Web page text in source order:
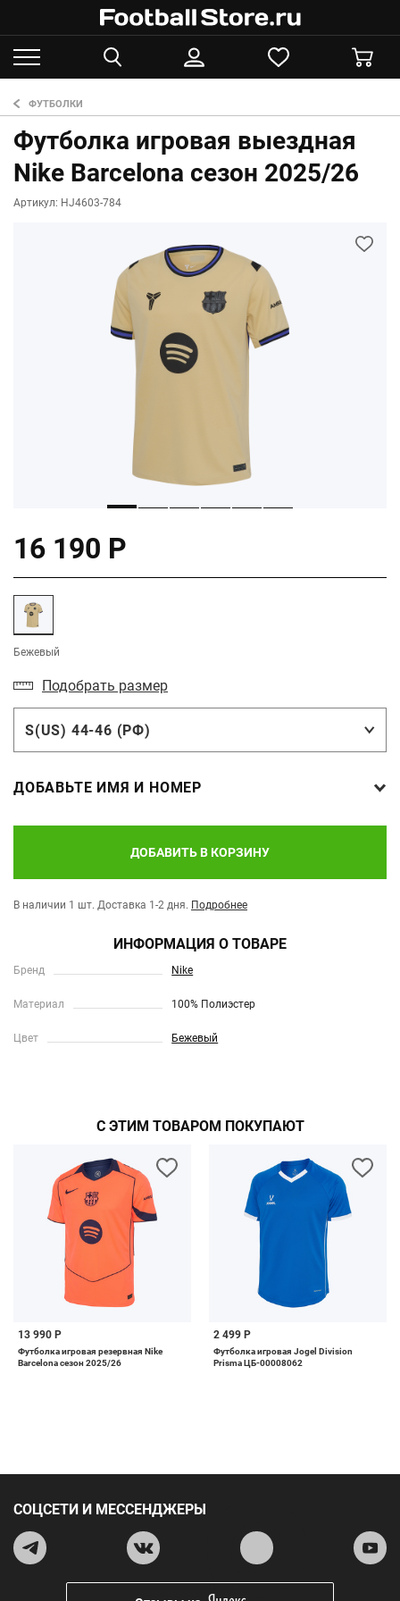
ФУТБОЛКИ
Футболка игровая выездная
Nike Barcelona сезон 2025/26
Артикул: HJ4603-784
16 190 Р
Бежевый
Подобрать размер
S(US) 44-46 (РФ)
ДОБАВЬТЕ ИМЯ И НОМЕР
ДОБАВИТЬ В КОРЗИНУ
В наличии 1 шт. Доставка 1-2 дня. Подробнее
ИНФОРМАЦИЯ О ТОВАРЕ
Бренд Nike
Материал 100% Полиэстер
Цвет Бежевый
С ЭТИМ ТОВАРОМ ПОКУПАЮТ
13 990 Р
Футболка игровая резервная Nike
Barcelona сезон 2025/26
2 499 Р
Футболка игровая Jogel Division
Prisma ЦБ-00008062
СОЦСЕТИ И МЕССЕНДЖЕРЫ